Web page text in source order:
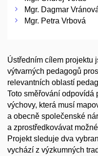
Mgr. Dagmar
Mgr. Petra Vrbová
Ústředním cílem projektu
výtvarných pedagogů
relevantních oblastí
Toto směřování odpovídá
výchovy, která musí
a obecně společenské
a zprostředkovávat
Projekt sleduje dva
vychází z výzkumných